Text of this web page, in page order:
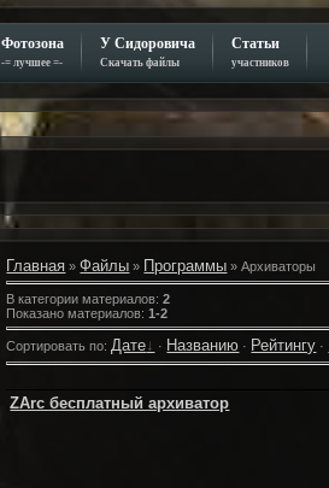
Фотозона
-= лучшее =-
У Сидоровича
Скачать файлы
Статьи
участников
Главная »Файлы » Программы » Архиваторы
В категории материалов:2
Показано материалов:1-2
Сортировать по: Дате · Названию · Рейтингу ·
ZArc бесплатный архиватор